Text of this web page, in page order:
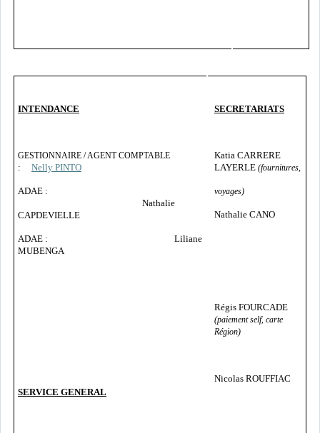
INTENDANCE
GESTIONNAIRE / AGENT COMPTABLE
: Nelly PINTO
ADAE :
Nathalie
CAPDEVIELLE
ADAE : Liliane
MUBENGA
SERVICE GENERAL
SECRETARIATS
Katia CARRERE
LAYERLE (fournitures,
voyages)
Nathalie CANO
Régis FOURCADE
(paiement self, carte
Région)
Nicolas ROUFFIAC